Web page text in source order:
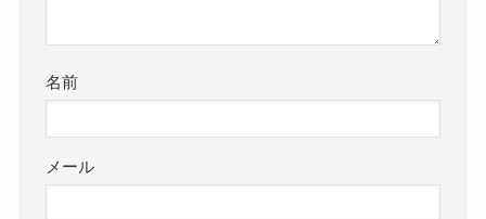
名前
メール